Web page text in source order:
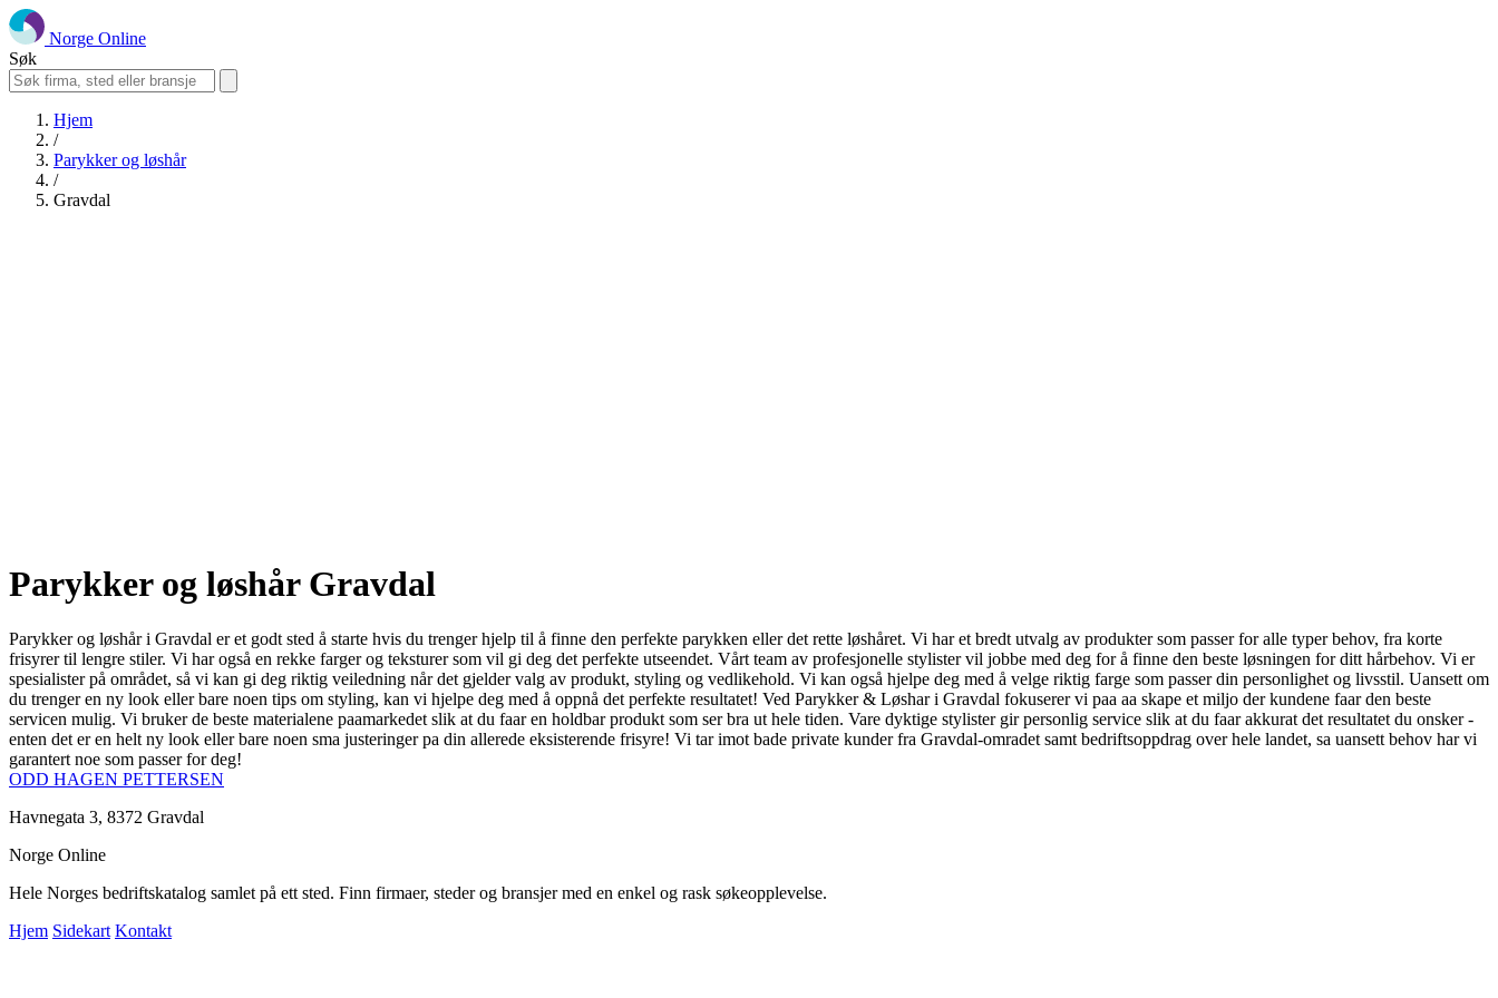
Norge Online
Søk
Hjem
/
Parykker og løshår
/
Gravdal
Parykker og løshår Gravdal
Parykker og løshår i Gravdal er et godt sted å starte hvis du trenger hjelp til å finne den perfekte parykken eller det rette løshåret. Vi har et bredt utvalg av produkter som passer for alle typer behov, fra korte
frisyrer til lengre stiler. Vi har også en rekke farger og teksturer som vil gi deg det perfekte utseendet. Vårt team av profesjonelle stylister vil jobbe med deg for å finne den beste løsningen for ditt hårbehov. Vi er
spesialister på området, så vi kan gi deg riktig veiledning når det gjelder valg av produkt, styling og vedlikehold. Vi kan også hjelpe deg med å velge riktig farge som passer din personlighet og livsstil. Uansett om
du trenger en ny look eller bare noen tips om styling, kan vi hjelpe deg med å oppnå det perfekte resultatet! Ved Parykker & Løshar i Gravdal fokuserer vi paa aa skape et miljo der kundene faar den beste
servicen mulig. Vi bruker de beste materialene paamarkedet slik at du faar en holdbar produkt som ser bra ut hele tiden. Vare dyktige stylister gir personlig service slik at du faar akkurat det resultatet du onsker -
enten det er en helt ny look eller bare noen sma justeringer pa din allerede eksisterende frisyre! Vi tar imot bade private kunder fra Gravdal-omradet samt bedriftsoppdrag over hele landet, sa uansett behov har vi
garantert noe som passer for deg!
ODD HAGEN PETTERSEN
Havnegata 3, 8372 Gravdal
Norge Online
Hele Norges bedriftskatalog samlet på ett sted. Finn firmaer, steder og bransjer med en enkel og rask søkeopplevelse.
Hjem Sidekart Kontakt